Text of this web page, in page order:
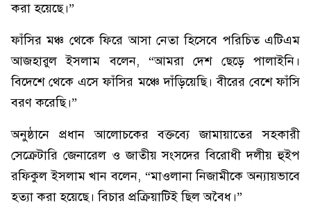
করা হয়েছে।”
ফাঁসির মঞ্চ থেকে ফিরে আসা নেতা হিসেবে পরিচিত এটিএম
আজহারুল ইসলাম বলেন, “আমরা দেশ ছেড়ে পালাইনি।
বিদেশে থেকে এসে ফাঁসির মঞ্চে দাঁড়িয়েছি। বীরের বেশে ফাঁসি
বরণ করেছি।”
অনুষ্ঠানে প্রধান আলোচকের বক্তব্যে জামায়াতের সহকারী
সেক্রেটারি জেনারেল ও জাতীয় সংসদের বিরোধী দলীয় হুইপ
রফিকুল ইসলাম খান বলেন, “মাওলানা নিজামীকে অন্যায়ভাবে
হত্যা করা হয়েছে। বিচার প্রক্রিয়াটিই ছিল অবৈধ।”